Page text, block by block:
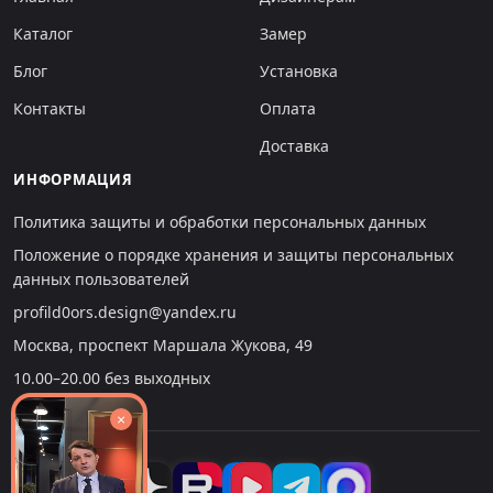
Каталог
Блог
Контакты
Замер
Установка
Оплата
Доставка
ИНФОРМАЦИЯ
Политика защиты и обработки персональных данных
Положение о порядке хранения и защиты персональных
данных пользователей
profild0ors.design@yandex.ru
Москва, проспект Маршала Жукова, 49
10.00–20.00 без выходных
×